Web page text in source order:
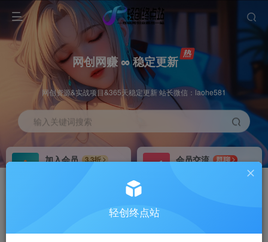
网创网赚 ∞ 稳定更新
网创资源&实战项目&365天稳定更新 站长微信：laohe581
输入关键词搜索
加入会员
3.3折
会员交流
群聊
轻创终点站